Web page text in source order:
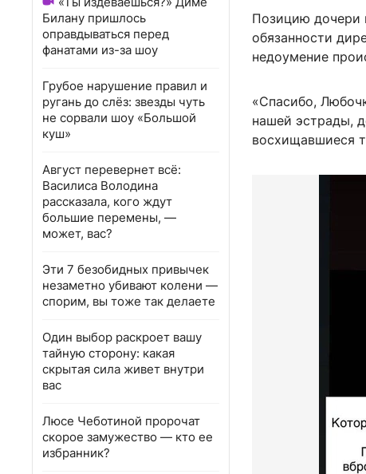
Билану пришлось
оправдываться перед
фанатами из-за шоу
Грубое нарушение правил и
ругань до слёз: звезды чуть
не сорвали шоу «Большой
куш»
Август перевернет всё:
Василиса Володина
рассказала, кого ждут
большие перемены, —
может, вас?
Эти 7 безобидных привычек
незаметно убивают колени —
спорим, вы тоже так делаете
Один выбор раскроет вашу
тайную сторону: какая
скрытая сила живет внутри
вас
Люсе Чеботиной пророчат
скорое замужество — кто ее
избранник?
Позицию дочери
обязанности
недоумение
«Спасибо,
нашей эстрады,
восхищавшиеся